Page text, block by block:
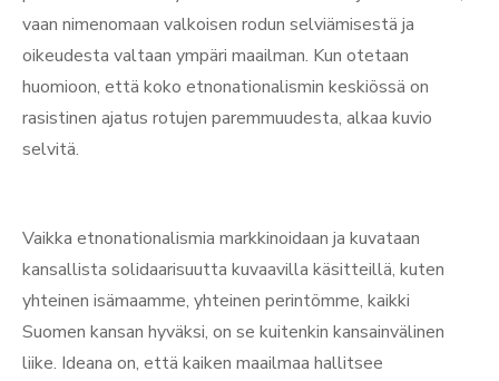
vaan nimenomaan valkoisen rodun selviämisestä ja
oikeudesta valtaan ympäri maailman. Kun otetaan
huomioon, että koko etnonationalismin keskiössä on
rasistinen ajatus rotujen paremmuudesta, alkaa kuvio
selvitä.
Vaikka etnonationalismia markkinoidaan ja kuvataan
kansallista solidaarisuutta kuvaavilla käsitteillä, kuten
yhteinen isämaamme, yhteinen perintömme, kaikki
Suomen kansan hyväksi, on se kuitenkin kansainvälinen
liike. Ideana on, että kaiken maailmaa hallitsee